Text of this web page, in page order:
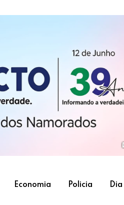
Economia Policia